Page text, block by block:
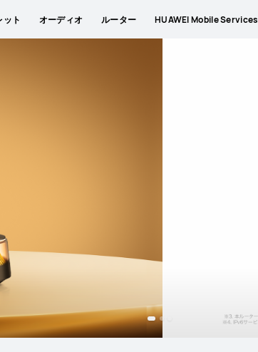
ット オーディオ ルーター HUAWEI Mobile Services